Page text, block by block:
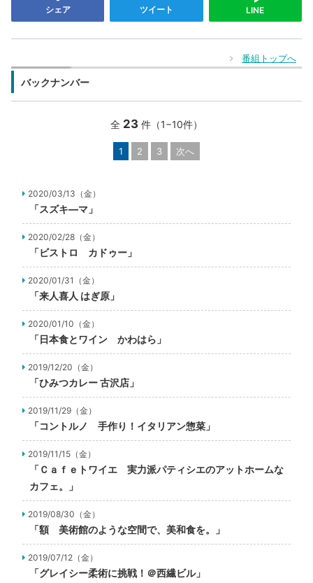
シェア ツイート LINE
番組トップへ
バックナンバー
全 23 件（1−10件）
1 2 3 次へ
2020/03/13（金）
「スズキ―マ」
2020/02/28（金）
「ビストロ カドゥー」
2020/01/31（金）
「来人喜人 はぎ原」
2020/01/10（金）
「日本食とワイン かわはら」
2019/12/20（金）
「ひみつカレー 古沢店」
2019/11/29（金）
「コントルノ 手作り！イタリアン惣菜」
2019/11/15（金）
「Ｃａｆｅトワイエ 実力派パティシエのアットホームな
カフェ。」
2019/08/30（金）
「額 美術館のような空間で、美和食を。」
2019/07/12（金）
「グレイシー柔術に挑戦！＠西繊ビル」